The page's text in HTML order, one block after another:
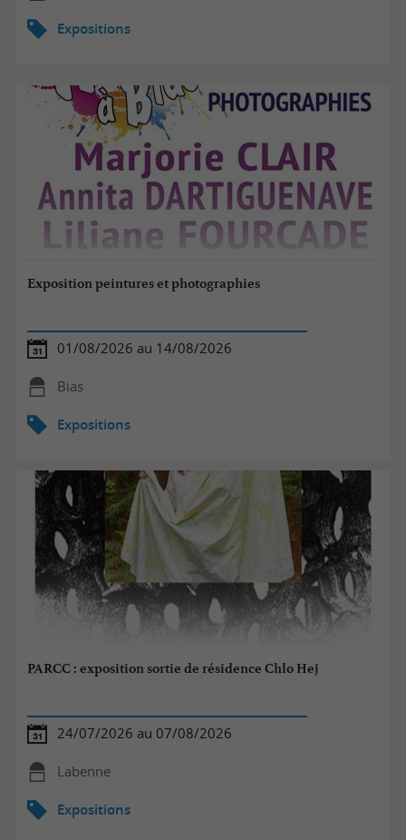
Expositions
Exposition peintures et photographies
01/08/2026 au 14/08/2026
Bias
Expositions
PARCC : exposition sortie de résidence Chlo Hej
24/07/2026 au 07/08/2026
Labenne
Expositions